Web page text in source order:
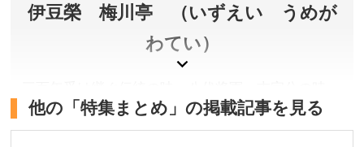
伊豆榮 梅川亭 （いずえい うめが
わてい）
代、上野池之端で伊豆榮は産声を挙げました。梅川
亭では上野公園の四季を愛でながら、創業江戸中期
他の「特集まとめ」の掲載記事を見る